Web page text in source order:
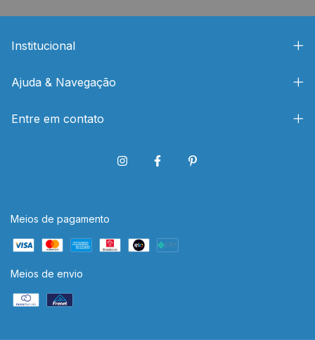
Institucional
Ajuda & Navegação
Entre em contato
Meios de pagamento
Meios de envio